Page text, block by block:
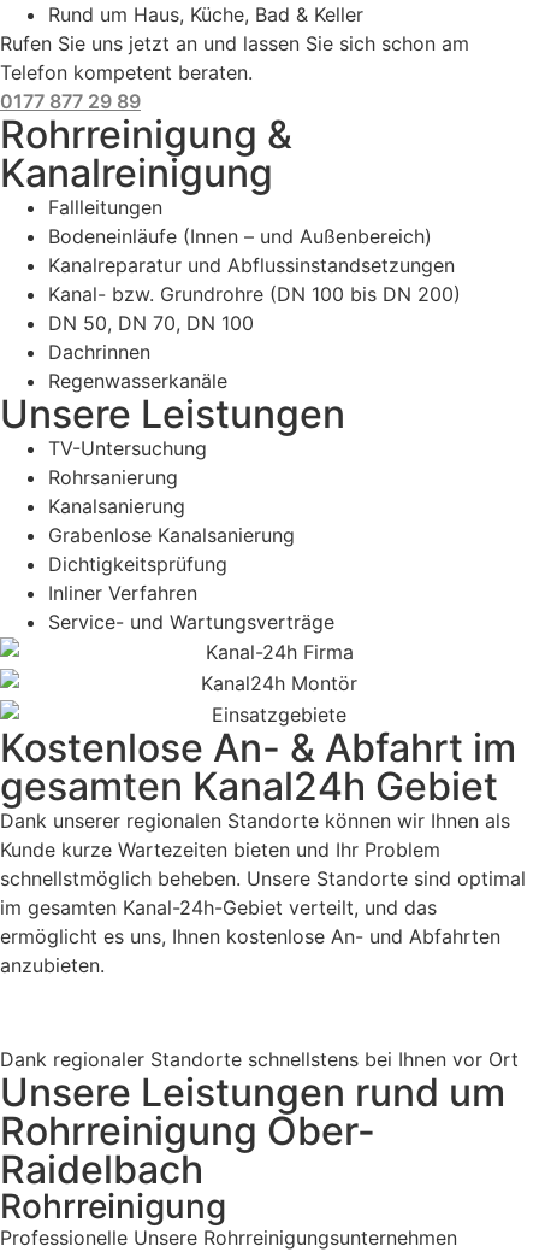
Rund um Haus, Küche, Bad & Keller
Rufen Sie uns jetzt an und lassen Sie sich schon am
Telefon kompetent beraten.
0177 877 29 89
Rohrreinigung &
Kanalreinigung
Fallleitungen
Bodeneinläufe (Innen – und Außenbereich)
Kanalreparatur und Abflussinstandsetzungen
Kanal- bzw. Grundrohre (DN 100 bis DN 200)
DN 50, DN 70, DN 100
Dachrinnen
Regenwasserkanäle
Unsere Leistungen
TV-Untersuchung
Rohrsanierung
Kanalsanierung
Grabenlose Kanalsanierung
Dichtigkeitsprüfung
Inliner Verfahren
Service- und Wartungsverträge
Kostenlose An- & Abfahrt im
gesamten Kanal24h Gebiet
Dank unserer regionalen Standorte können wir Ihnen als
Kunde kurze Wartezeiten bieten und Ihr Problem
schnellstmöglich beheben. Unsere Standorte sind optimal
im gesamten Kanal-24h-Gebiet verteilt, und das
ermöglicht es uns, Ihnen kostenlose An- und Abfahrten
anzubieten.
Dank regionaler Standorte schnellstens bei Ihnen vor Ort
Unsere Leistungen rund um
Rohrreinigung Ober-
Raidelbach
Rohrreinigung
Professionelle Unsere Rohrreinigungsunternehmen